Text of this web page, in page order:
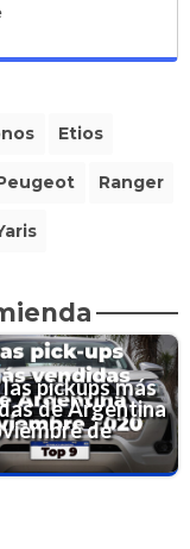
Etios
Ranger
pickups más
de Argentina
de